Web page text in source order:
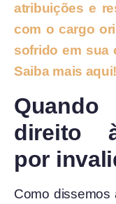
atribuições e
com o cargo
sofrido em sua
Saiba mais aqui!
direito
por
Como dissemos